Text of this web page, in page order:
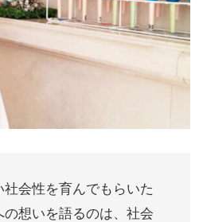
社会性を育んでもらいた
想いを語るのは、社会